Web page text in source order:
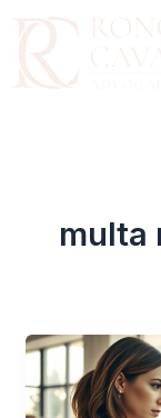
multa